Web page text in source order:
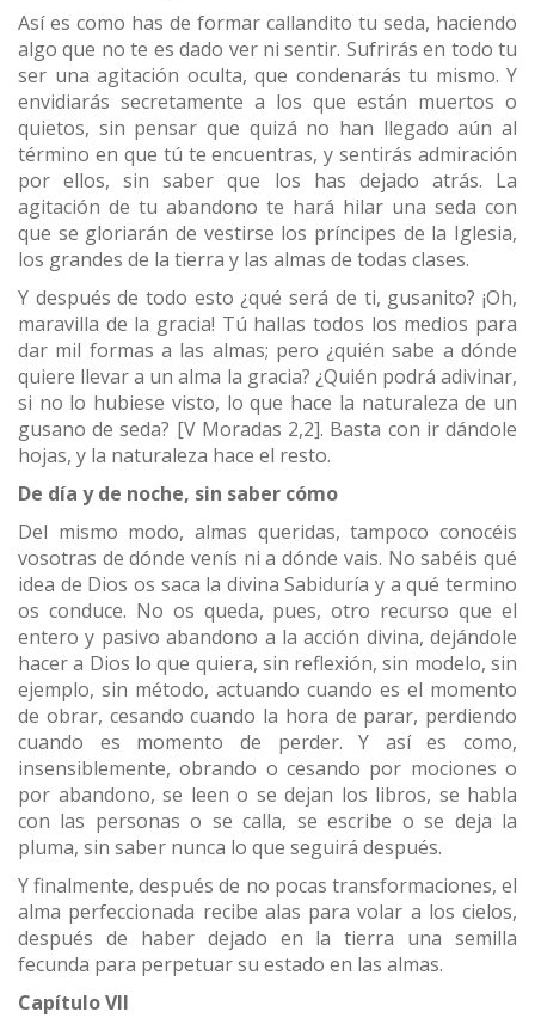
Así es como has de formar callandito tu seda, haciendo
algo que no te es dado ver ni sentir. Sufrirás en todo tu
ser una agitación oculta, que condenarás tu mismo. Y
envidiarás secretamente a los que están muertos o
quietos, sin pensar que quizá no han llegado aún al
término en que tú te encuentras, y sentirás admiración
por ellos, sin saber que los has dejado atrás. La
agitación de tu abandono te hará hilar una seda con
que se gloriarán de vestirse los príncipes de la Iglesia,
los grandes de la tierra y las almas de todas clases.
Y después de todo esto ¿qué será de ti, gusanito? ¡Oh,
maravilla de la gracia! Tú hallas todos los medios para
dar mil formas a las almas; pero ¿quién sabe a dónde
quiere llevar a un alma la gracia? ¿Quién podrá adivinar,
si no lo hubiese visto, lo que hace la naturaleza de un
gusano de seda? [V Moradas 2,2]. Basta con ir dándole
hojas, y la naturaleza hace el resto.
De día y de noche, sin saber cómo
Del mismo modo, almas queridas, tampoco conocéis
vosotras de dónde venís ni a dónde vais. No sabéis qué
idea de Dios os saca la divina Sabiduría y a qué termino
os conduce. No os queda, pues, otro recurso que el
entero y pasivo abandono a la acción divina, dejándole
hacer a Dios lo que quiera, sin reflexión, sin modelo, sin
ejemplo, sin método, actuando cuando es el momento
de obrar, cesando cuando la hora de parar, perdiendo
cuando es momento de perder. Y así es como,
insensiblemente, obrando o cesando por mociones o
por abandono, se leen o se dejan los libros, se habla
con las personas o se calla, se escribe o se deja la
pluma, sin saber nunca lo que seguirá después.
Y finalmente, después de no pocas transformaciones, el
alma perfeccionada recibe alas para volar a los cielos,
después de haber dejado en la tierra una semilla
fecunda para perpetuar su estado en las almas.
Capítulo VII